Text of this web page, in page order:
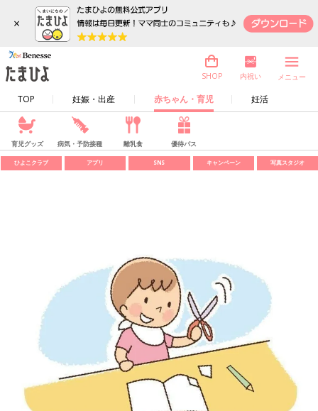
×
TOP 妊娠・出産 赤ちゃん・育児 妊活
SHOP 内祝い メニュー
育児グッズ 病気・予防接種 離乳食 優待パス
ひよこクラブ アプリ SNS キャンペーン 写真スタジオ